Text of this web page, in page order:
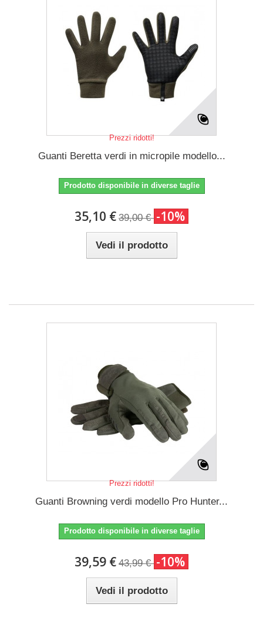
Prezzi ridotti!
Guanti Beretta verdi in micropile modello...
Prodotto disponibile in diverse taglie
35,10 € 39,00 € -10%
Vedi il prodotto
Prezzi ridotti!
Guanti Browning verdi modello Pro Hunter...
Prodotto disponibile in diverse taglie
39,59 € 43,99 € -10%
Vedi il prodotto